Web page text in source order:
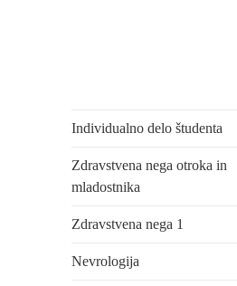
Individualno delo študenta
Zdravstvena nega otroka in
mladostnika
Zdravstvena nega 1
Nevrologija